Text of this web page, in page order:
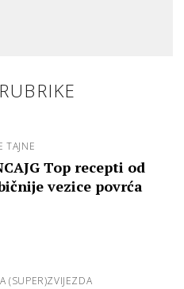
TAJNE
Top recepti od
vezice povrća
(SUPER)ZVIJEZDA